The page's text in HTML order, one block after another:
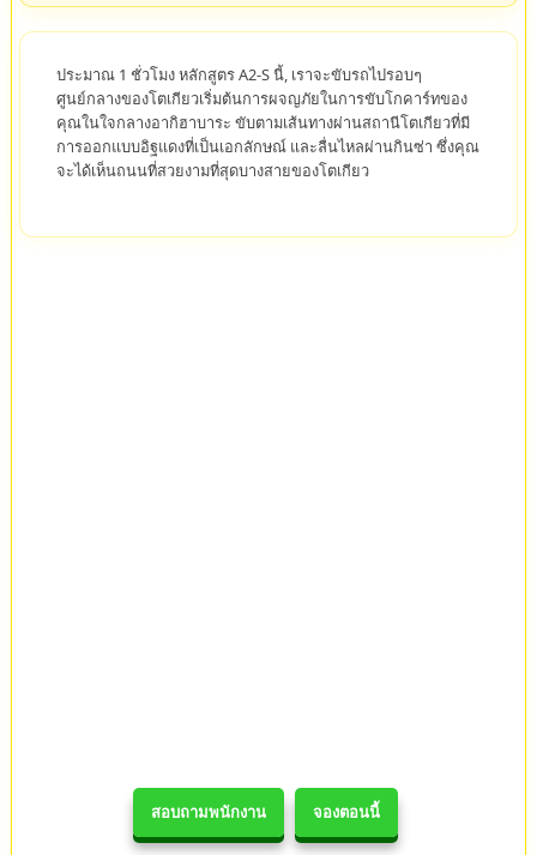
สอบถามพนักงาน จองตอนนี้
ประมาณ 1 ชั่วโมง หลักสูตร A2-S นี้, เราจะขับรถไปรอบๆ
ศูนย์กลางของโตเกียวเริ่มต้นการผจญภัยในการขับโกคาร์ทของ
คุณในใจกลางอากิฮาบาระ ขับตามเส้นทางผ่านสถานีโตเกียวที่มี
การออกแบบอิฐแดงที่เป็นเอกลักษณ์ และลื่นไหลผ่านกินซ่า ซึ่งคุณ
จะได้เห็นถนนที่สวยงามที่สุดบางสายของโตเกียว